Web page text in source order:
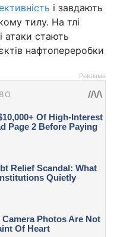
і завдають
тилу. На тлі
атаки стають
нафтопереробки
Реклама